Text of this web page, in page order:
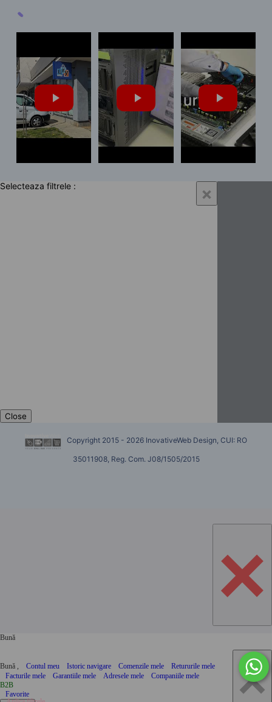
×
Selecteaza filtrele :
Close
Copyright 2015 - 2026 InovativeWeb Design, CUI: RO
35011908, Reg. Com. J08/1505/2015
×
Bună
×
Bună , Contul meu Istoric navigare Comenzile mele
Retururile mele
Facturile mele
Garantiile mele Adresele mele
Companiile mele
B2B
Favorite